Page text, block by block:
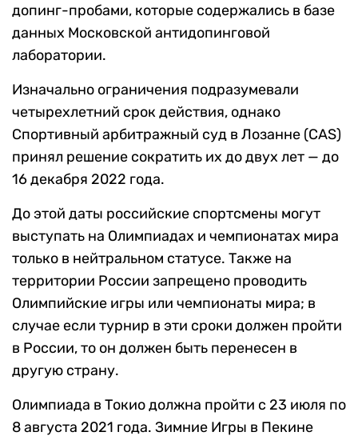
допинг-пробами, которые содержались в базе
данных Московской антидопинговой
лаборатории.
Изначально ограничения подразумевали
четырехлетний срок действия, однако
Спортивный арбитражный суд в Лозанне (CAS)
принял решение сократить их до двух лет — до
16 декабря 2022 года.
До этой даты российские спортсмены могут
выступать на Олимпиадах и чемпионатах мира
только в нейтральном статусе. Также на
территории России запрещено проводить
Олимпийские игры или чемпионаты мира; в
случае если турнир в эти сроки должен пройти
в России, то он должен быть перенесен в
другую страну.
Олимпиада в Токио должна пройти с 23 июля по
8 августа 2021 года. Зимние Игры в Пекине